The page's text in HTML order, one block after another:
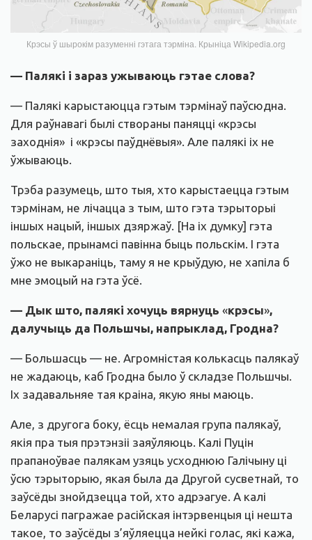
Крэсы ў шырокім разуменні гэтага тэрміна. Крыніца Wikipedia.org
— Палякі і зараз ужываюць гэтае слова?
— Палякі карыстаюцца гэтым тэрмінаў паўсюдна.
Для раўнавагі былі створаны паняцці «крэсы
заходнія» і «крэсы паўднёвыя». Але палякі іх не
ўжываюць.
Трэба разумець, што тыя, хто карыстаецца гэтым
тэрмінам, не лічацца з тым, што гэта тэрыторыі
іншых нацый, іншых дзяржаў. [На іх думку] гэта
польскае, прынамсі павінна быць польскім. І гэта
ўжо не выкараніць, таму я не крыўдую, не хапіла б
мне эмоцый на гэта ўсё.
— Дык што, палякі хочуць вярнуць «крэсы»,
далучыць да Польшчы, напрыклад, Гродна?
— Большасць — не. Агромністая колькасць палякаў
не жадаюць, каб Гродна было ў складзе Польшчы.
Іх задавальняе тая краіна, якую яны маюць.
Але, з другога боку, ёсць немалая група палякаў,
якія пра тыя прэтэнзіі заяўляюць. Калі Пуцін
прапаноўвае палякам узяць усходнюю Галічыну ці
ўсю тэрыторыю, якая была да Другой сусветнай, то
заўсёды знойдзецца той, хто адрэагуе. А калі
Беларусі пагражае расійская інтэрвенцыя ці нешта
такое, то заўсёды з’яўляецца нейкі голас, які кажа,